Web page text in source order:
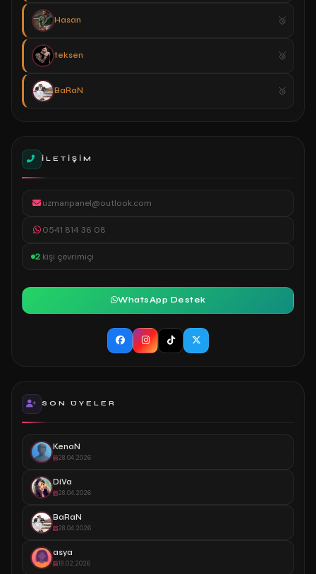
Hasan
teksen
BaRaN
İLETIŞIM
uzmanpanel@outlook.com
0541 814 36 08
2 kişi çevrimiçi
WhatsApp Destek
SON ÜYELER
KenaN
28.04.2026
DiVa
28.04.2026
BaRaN
28.04.2026
asya
18.02.2026